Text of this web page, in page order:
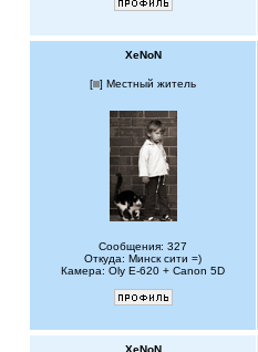
XeNoN
[ ] Местный житель
Сообщения: 327
Откуда: Минск сити =)
Камера: Oly E-620 + Canon 5D
XeNoN